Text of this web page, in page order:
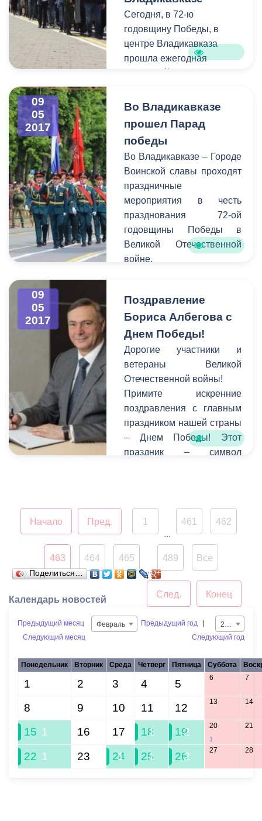
Сегодня, в 72-ю
годовщину Победы, в
центре Владикавказа
прошла ежегодная
Впервые акция
Осетинской столице в
2015 году, при участии 800
человек. В этом же году
она объединила порядка
40 000 человек.
09
05
2017
Во Владикавказе
прошел Парад
победы
Во Владикавказе – Городе
Воинской славы проходят
праздничные
мероприятия в честь
празднования 72-ой
годовщины Победы в
Великой Отечественной
войне.
09
05
2017
Поздравление
Бориса Албегова с
Днем Победы!
Дорогие участники и
ветераны Великой
Отечественной войны!
Примите искренние
поздравления с главным
праздником нашей страны
– Днем Победы! Этот
праздник – символ
несокрушимости духа!
Начало
Пред.
1
...
461 462
463 464
465
...
489 Все
Конец
След.
Поделиться…
Календарь новостей
Предыдущий месяц
Февраль
Следующий месяц
Предыдущий год
2021
Следующий год
Понедельник Вторник Среда Четверг Пятница Суббота
1 2 3 4 5 6 7
8 9 10 11 12 13 14
15 1 16 17 18
1 19
2 20
1
21
22 1 23 24
1 25
1 26
2 27 28